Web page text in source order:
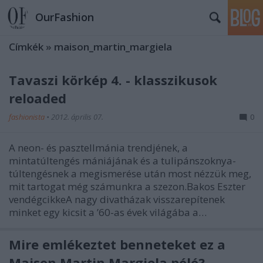
OurFashion
Címkék » maison_martin_margiela
Tavaszi körkép 4. - klasszikusok
reloaded
fashionista • 2012. április 07. 0
A neon- és pasztellmánia trendjének, a
mintatúltengés mániájának és a tulipánszoknya-
túltengésnek a megismerése után most nézzük meg,
mit tartogat még számunkra a szezon.Bakos Eszter
vendégcikkeA nagy divatházak visszarepítenek
minket egy kicsit a ’60-as évek világába a…
Mire emlékeztet benneteket ez a